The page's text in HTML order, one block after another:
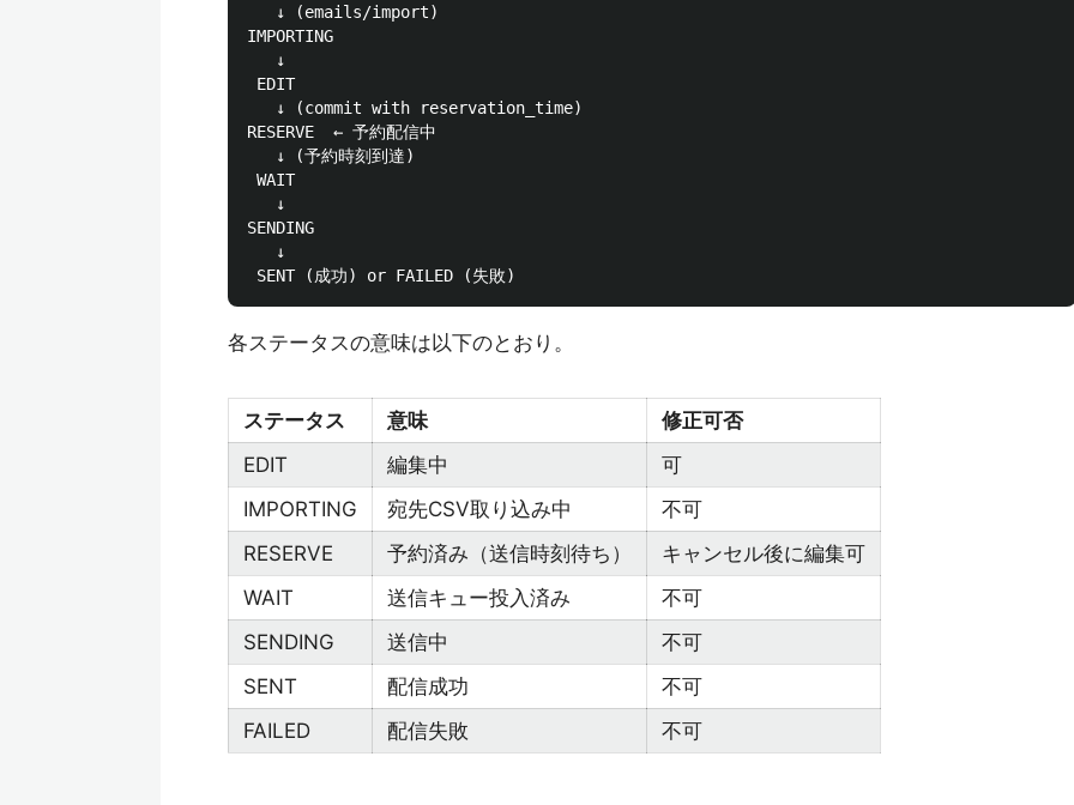
   ↓ (emails/import)
IMPORTING
   ↓
EDIT
   ↓ (commit with reservation_time)
RESERVE  ← 予約配信中
   ↓ (予約時刻到達)
WAIT
   ↓
SENDING
   ↓
各ステータスの意味は以下のとおり。
ステータス 意味
修正可否
EDIT
編集中
可
IMPORTING
宛先CSV取り込み中
不可
RESERVE
予約済み（送信時刻待ち）
キャンセル後に編集可
WAIT
送信キュー投入済み
不可
SENDING
送信中
不可
SENT
配信成功
不可
FAILED
配信失敗 不可